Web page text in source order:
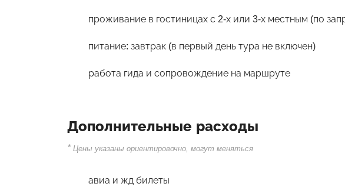
проживание в гостиницах с 2-х или 3-х местным (по
питание: завтрак (в первый день тура не включен)
работа гида и сопровождение на маршруте
Дополнительные расходы
* Цены указаны ориентировочно, могут меняться
авиа и жд билеты